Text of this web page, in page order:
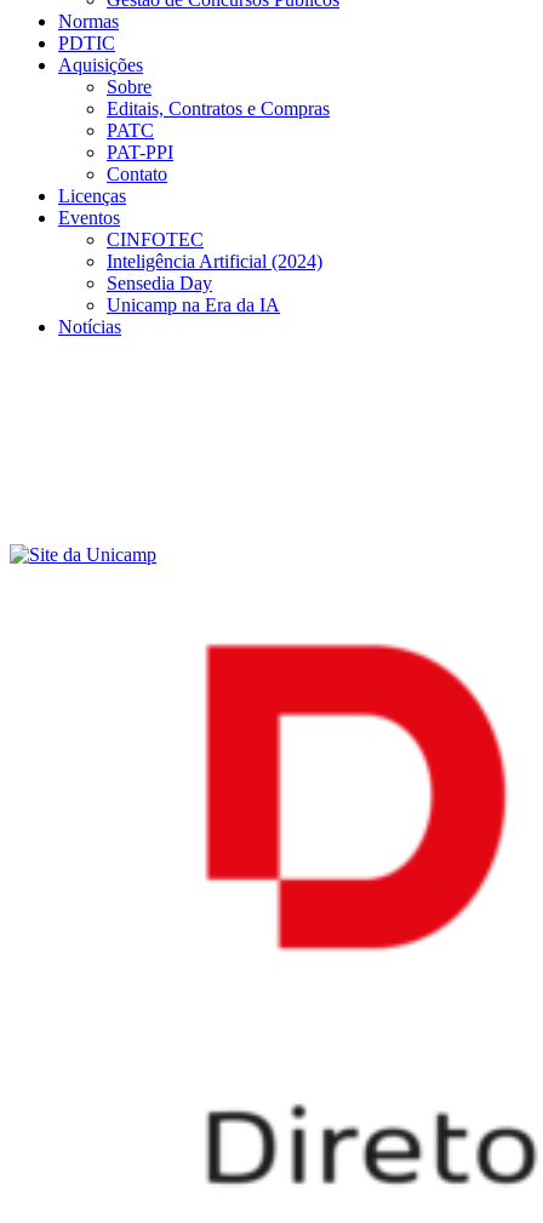
Normas
PDTIC
Aquisições
Sobre
Editais, Contratos e Compras
PATC
PAT-PPI
Contato
Licenças
Eventos
CINFOTEC
Inteligência Artificial (2024)
Sensedia Day
Unicamp na Era da IA
Notícias